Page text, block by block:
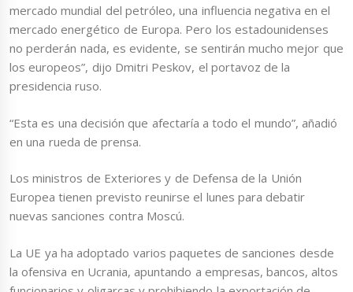
mercado mundial del petróleo, una influencia negativa en el
mercado energético de Europa. Pero los estadounidenses
no perderán nada, es evidente, se sentirán mucho mejor que
los europeos”, dijo Dmitri Peskov, el portavoz de la
presidencia ruso.
“Esta es una decisión que afectaría a todo el mundo”, añadió
en una rueda de prensa.
Los ministros de Exteriores y de Defensa de la Unión
Europea tienen previsto reunirse el lunes para debatir
nuevas sanciones contra Moscú.
La UE ya ha adoptado varios paquetes de sanciones desde
la ofensiva en Ucrania, apuntando a empresas, bancos, altos